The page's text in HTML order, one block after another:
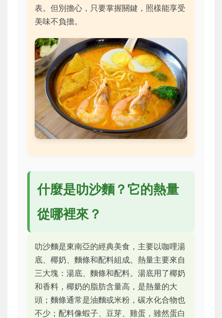
表。但別擔心，只要掌握關鍵，照樣能享受
美味不負擔。
什麼是叻沙麵？它的熱量
從哪裡來？
叻沙麵是東南亞的經典美食，主要以咖哩湯
底、椰奶、麵條和配料組成。熱量主要來自
三大塊：湯底、麵條和配料。湯底用了椰奶
和香料，椰奶的脂肪含量高，是熱量的大
頭；麵條通常是油麵或米粉，碳水化合物也
不少；配料像蝦子、豆芽、雞蛋，雖然蛋白